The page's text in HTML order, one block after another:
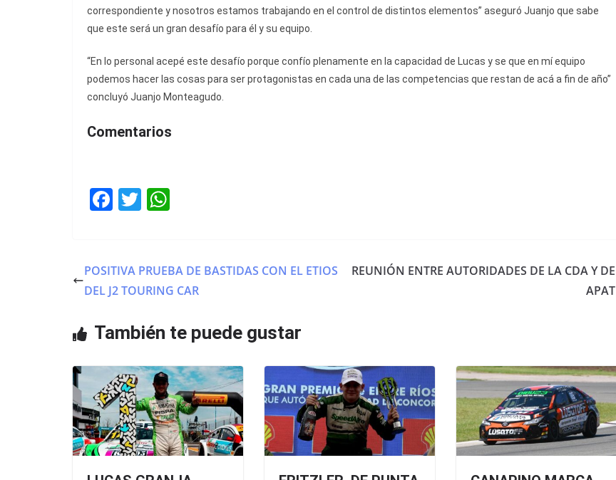
correspondiente y nosotros estamos trabajando en el control de distintos elementos” aseguró Juanjo que sabe
que este será un gran desafío para él y su equipo.
“En lo personal acepé este desafío porque confío plenamente en la capacidad de Lucas y se que en mí equipo
podemos hacer las cosas para ser protagonistas en cada una de las competencias que restan de acá a fin de año”
concluyó Juanjo Monteagudo.
Comentarios
F
e
b
o
k
T
er s
A
p
POSITIVA PRUEBA DE BASTIDAS CON EL ETIOS
DEL J2 TOURING CAR
REUNIÓN ENTRE AUTORIDADES DE LA CDA Y DE
APAT
También te puede gustar